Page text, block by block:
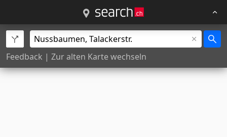
Feedback | Zur alten Karte wechseln